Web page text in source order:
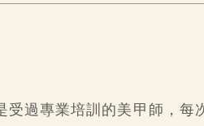
過專業培訓的美甲師，每